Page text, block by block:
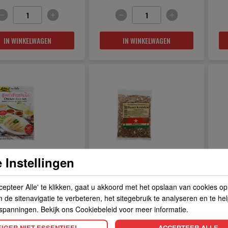
IN WINKELWAGEN IN WINKELWAGEN
rice set 120gr
BEKIJK PRODUCT
29
2.
Instellingen
Alle' te klikken, gaat u akkoord met het opslaan van cookies
de sitenavigatie te verbeteren, het sitegebruik te analyseren en te
Bekijk ons Cookiebeleid voor meer informatie.